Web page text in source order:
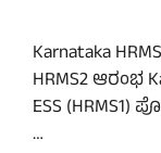
Karnataka
HRMS2 ಆರಂಭ
ESS
…